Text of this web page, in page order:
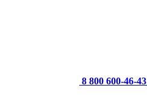
8 800 600-46-43